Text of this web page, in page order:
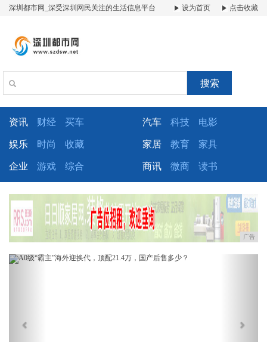
深圳都市网_深受深圳网民关注的生活信息平台 设为首页 点击收藏
搜索
资讯 财经 买车 汽车 科技 电影
娱乐 时尚 收藏 家居 教育 家具
企业 游戏 综合 商讯 微商 读书
广告
Previous